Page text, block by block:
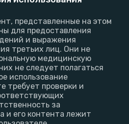
представленные на этом
для предоставления
и выражения
третьих лиц. Они не
медицинскую
не следует полагаться
использование
требует проверки и
за
и его контента лежит